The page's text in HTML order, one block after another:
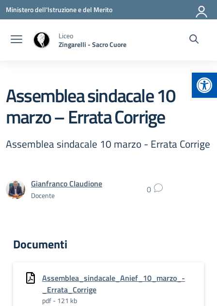
Vai ai contenuti
Vai al menu di navigazione
Vai al footer
Ministero dell'Istruzione e del Merito
Liceo
Zingarelli - Sacro Cuore
Assemblea sindacale 10
marzo – Errata Corrige
Assemblea sindacale 10 marzo - Errata Corrige
Gianfranco Claudione
Docente 0
Documenti
Assemblea_sindacale_Anief_10_marzo_-
_Errata_Corrige
pdf - 121 kb